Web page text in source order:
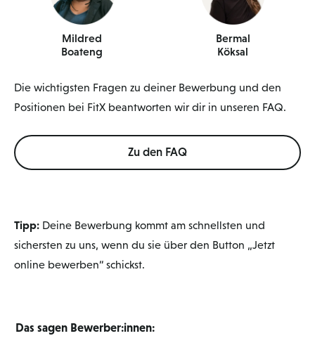
Mildred
Boateng
Bermal
Köksal
Die wichtigsten Fragen zu deiner Bewerbung und den
Positionen bei FitX beantworten wir dir in unseren FAQ.
Zu den FAQ
Tipp: Deine Bewerbung kommt am schnellsten und
sichersten zu uns, wenn du sie über den Button „Jetzt
online bewerben“ schickst.
Das sagen Bewerber:innen: